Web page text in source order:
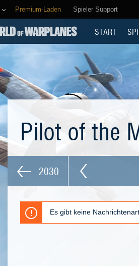
Premium-Laden Spieler Support
START
Pilot of the
2030
Es gibt keine